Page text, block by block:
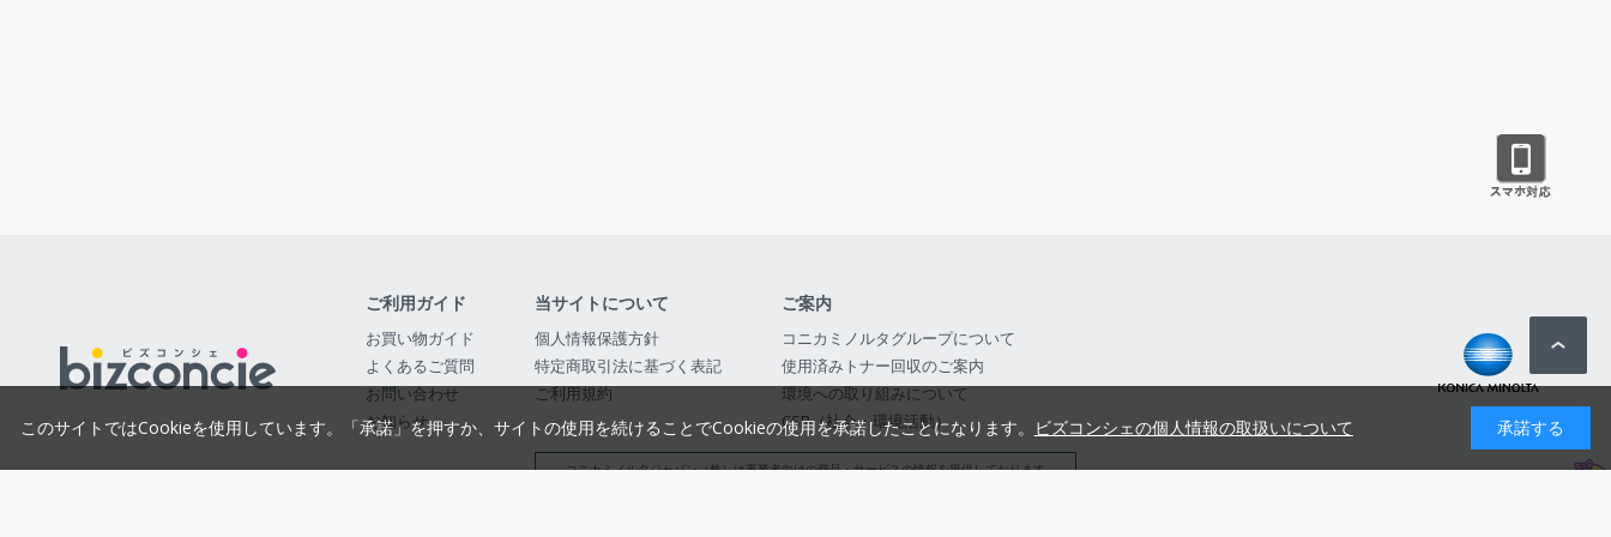
ご利用ガイド
お買い物ガイド
よくあるご質問
お問い合わせ
お知らせ
当サイトについて
個人情報保護方針
特定商取引法に基づく表記
ご利用規約
ご案内
コニカミノルタグループについて
使用済みトナー回収のご案内
環境への取り組みについて
CSR（社会・環境活動）
コニカミノルタジャパン（株）は事業者向けの商品・サービスの情報を提供しております
このサイトではCookieを使用しています。「承諾」を押すか、サイトの使用を続けることでCookieの使用を承諾したことになります。 ビズコンシェの個人情報の取扱いについて 承諾する